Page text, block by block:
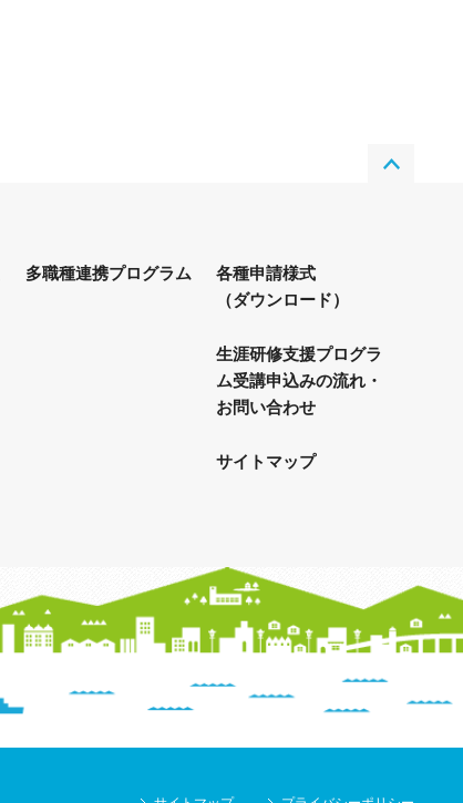
多職種連携プログラム
各種申請様式
（ダウンロード）
生涯研修支援プログラ
ム受講申込みの流れ・
お問い合わせ
サイトマップ